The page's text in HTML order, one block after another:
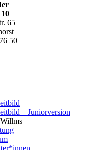
65
50
– Juniorversion